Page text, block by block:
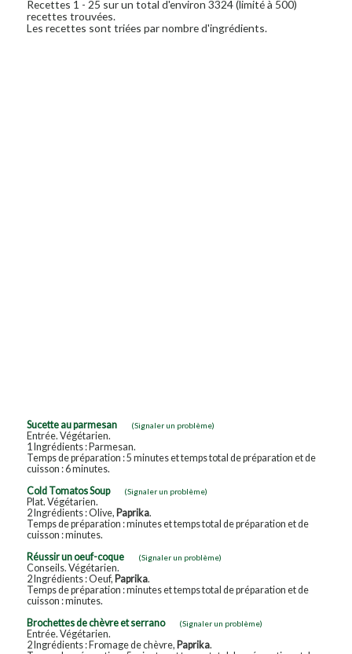
Recettes 1 - 25 sur un total d'environ 3324 (limité à 500)
recettes trouvées.
Les recettes sont triées par nombre d'ingrédients.
Sucette au parmesan (Signaler un problème)
Entrée. Végétarien.
1 Ingrédients : Parmesan.
Temps de préparation : 5 minutes et temps total de préparation et de
cuisson : 6 minutes.
Cold Tomatos Soup
(Signaler un problème)
Plat. Végétarien.
2 Ingrédients : Olive, Paprika.
Temps de préparation : minutes et temps total de préparation et de
cuisson : minutes.
Réussir un oeuf-coque
(Signaler un problème)
Conseils. Végétarien.
2 Ingrédients : Oeuf, Paprika.
Temps de préparation : minutes et temps total de préparation et de
cuisson : minutes.
Brochettes de chèvre et serrano
(Signaler un problème)
Entrée. Végétarien.
2 Ingrédients : Fromage de chèvre, Paprika.